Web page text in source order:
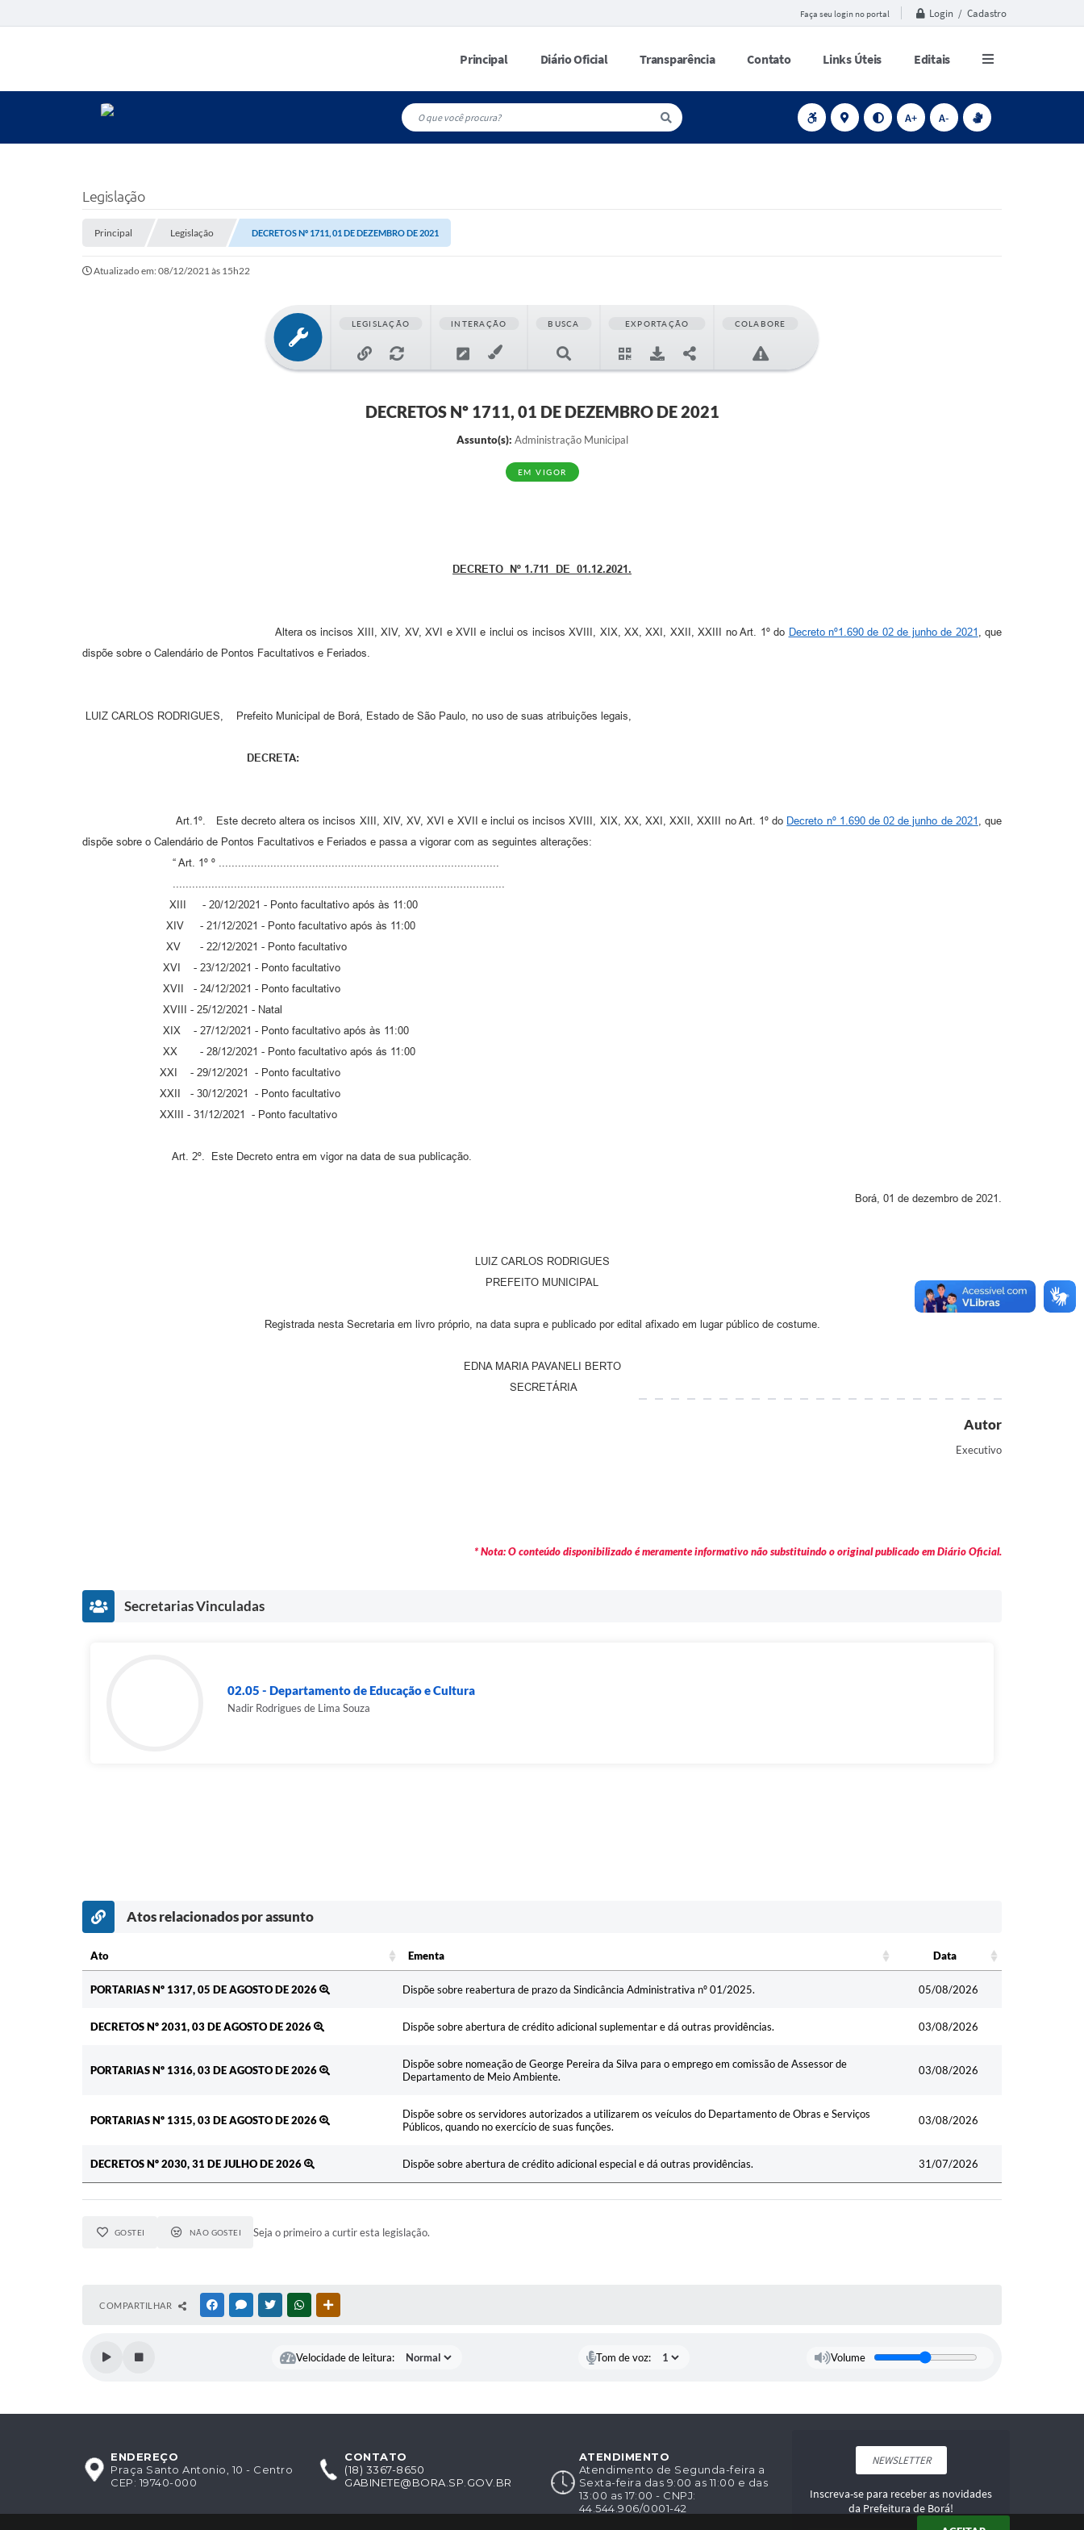
Faça seu login no portal Login / Cadastro
Principal Diário Oficial Transparência Contato Links Úteis Editais
A+ A-
Legislação
Principal Legislação DECRETOS Nº 1711, 01 DE DEZEMBRO DE 2021
Atualizado em: 08/12/2021 às 15h22
LEGISLAÇÃO INTERAÇÃO BUSCA EXPORTAÇÃO COLABORE
DECRETOS Nº 1711, 01 DE DEZEMBRO DE 2021
Assunto(s): Administração Municipal
EM VIGOR
DECRETO Nº 1.711 DE 01.12.2021.
Altera os incisos XIII, XIV, XV, XVI e XVII e inclui os incisos XVIII, XIX, XX, XXI, XXII, XXIII no Art. 1º do Decreto nº1.690 de 02 de junho de 2021 , que
dispõe sobre o Calendário de Pontos Facultativos e Feriados.
LUIZ CARLOS RODRIGUES, Prefeito Municipal de Borá, Estado de São Paulo, no uso de suas atribuições legais,
DECRETA:
Art.1º. Este decreto altera os incisos XIII, XIV, XV, XVI e XVII e inclui os incisos XVIII, XIX, XX, XXI, XXII, XXIII no Art. 1º do Decreto nº 1.690 de 02 de junho de 2021 , que
dispõe sobre o Calendário de Pontos Facultativos e Feriados e passa a vigorar com as seguintes alterações:
“ Art. 1º º .......................................................................................
.......................................................................................................
XIII - 20/12/2021 - Ponto facultativo após às 11:00
XIV - 21/12/2021 - Ponto facultativo após às 11:00
XV - 22/12/2021 - Ponto facultativo
XVI - 23/12/2021 - Ponto facultativo
XVII - 24/12/2021 - Ponto facultativo
XVIII - 25/12/2021 - Natal
XIX - 27/12/2021 - Ponto facultativo após às 11:00
XX - 28/12/2021 - Ponto facultativo após ás 11:00
XXI - 29/12/2021 - Ponto facultativo
XXII - 30/12/2021 - Ponto facultativo
XXIII - 31/12/2021 - Ponto facultativo
Art. 2º. Este Decreto entra em vigor na data de sua publicação.
Borá, 01 de dezembro de 2021.
LUIZ CARLOS RODRIGUES
PREFEITO MUNICIPAL
Registrada nesta Secretaria em livro próprio, na data supra e publicado por edital afixado em lugar público de costume.
EDNA MARIA PAVANELI BERTO
SECRETÁRIA
Autor
Executivo
* Nota: O conteúdo disponibilizado é meramente informativo não substituindo o original publicado em Diário Oficial.
Secretarias Vinculadas
02.05 - Departamento de Educação e Cultura
Nadir Rodrigues de Lima Souza
Atos relacionados por assunto
Ato Ementa
Data
PORTARIAS Nº 1317, 05 DE AGOSTO DE 2026
Dispõe sobre reabertura de prazo da Sindicância Administrativa nº 01/2025. 05/08/2026
DECRETOS Nº 2031, 03 DE AGOSTO DE 2026 Dispõe sobre abertura de crédito adicional suplementar e dá outras providências. 03/08/2026
PORTARIAS Nº 1316, 03 DE AGOSTO DE 2026
Dispõe sobre nomeação de George Pereira da Silva para o emprego em comissão de Assessor de
Departamento de Meio Ambiente.
03/08/2026
PORTARIAS Nº 1315, 03 DE AGOSTO DE 2026
Dispõe sobre os servidores autorizados a utilizarem os veículos do Departamento de Obras e Serviços
Públicos, quando no exercício de suas funções.
03/08/2026
DECRETOS Nº 2030, 31 DE JULHO DE 2026 Dispõe sobre abertura de crédito adicional especial e dá outras providências. 31/07/2026
GOSTEI NÃO GOSTEI Seja o primeiro a curtir esta legislação.
COMPARTILHAR FACEBOOKMESSENGER
TWITTERWHATSAPP
Velocidade de leitura: Tom de voz: Volume
NEWSLETTER
Inscreva-se para receber as novidades
da Prefeitura de Borá!
ENDEREÇO
Praça Santo Antonio, 10 - Centro
CEP: 19740-000
CONTATO
(18) 3367-8650
GABINETE@BORA.SP.GOV.BR
ATENDIMENTO
Atendimento de Segunda-feira a
Sexta-feira das 9:00 as 11:00 e das
13:00 as 17:00 - CNPJ:
44.544.906/0001-42